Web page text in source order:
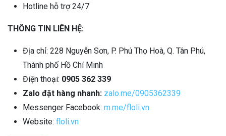
Hotline hỗ trợ 24/7
THÔNG TIN LIÊN HỆ:
Địa chỉ: 228 Nguyễn Sơn, P. Phú Thọ Hoà, Q. Tân Phú,
Thành phố Hồ Chí Minh
Điện thoại: 0905 362 339
Zalo đặt hàng nhanh: zalo.me/0905362339
Messenger Facebook: m.me/floli.vn
Website: floli.vn